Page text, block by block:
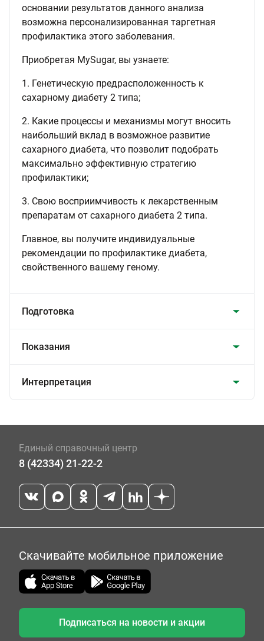
основании результатов данного анализа
возможна персонализированная таргетная
профилактика этого заболевания.
Приобретая MySugar, вы узнаете:
1. Генетическую предрасположенность к
сахарному диабету 2 типа;
2. Какие процессы и механизмы могут вносить
наибольший вклад в возможное развитие
сахарного диабета, что позволит подобрать
максимально эффективную стратегию
профилактики;
3. Свою восприимчивость к лекарственным
препаратам от сахарного диабета 2 типа.
Главное, вы получите индивидуальные
рекомендации по профилактике диабета,
свойственного вашему геному.
Подготовка
Показания
Интерпретация
Единый справочный центр
8 (42334) 21-22-2
Скачивайте мобильное приложение
Подписаться на новости и акции